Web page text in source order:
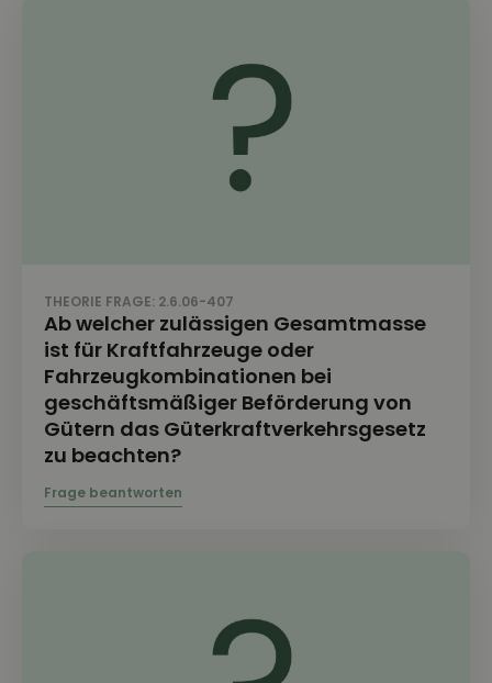
THEORIE FRAGE: 2.6.06-407
Ab welcher zulässigen Gesamtmasse
ist für Kraftfahrzeuge oder
Fahrzeugkombinationen bei
geschäftsmäßiger Beförderung von
Gütern das Güterkraftverkehrsgesetz
zu beachten?